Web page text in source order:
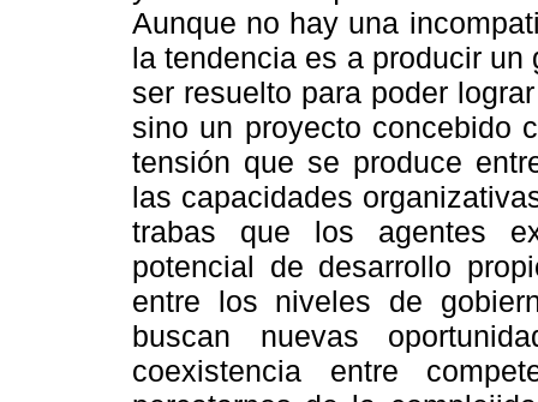
Aunque no hay una
la tendencia es a producir
ser resuelto para poder
sino un proyecto concebido
tensión que se produce
las capacidades
trabas que los agentes
potencial de desarrollo
entre los niveles de
buscan nuevas
coexistencia entre